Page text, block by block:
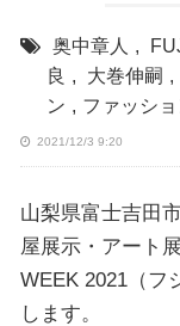
奥中章人 ,
良 , 大巻伸嗣 ,
ン , ファッシ
2021/12/3 9:20
山梨県富士吉田
屋展示・アート
WEEK 2021（フ
します。